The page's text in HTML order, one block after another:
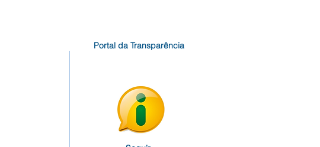
Portal da Transparência